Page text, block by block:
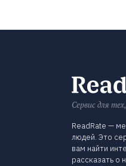
Сервис для
ReadRate —
людей. Это
вам найти
рассказать о